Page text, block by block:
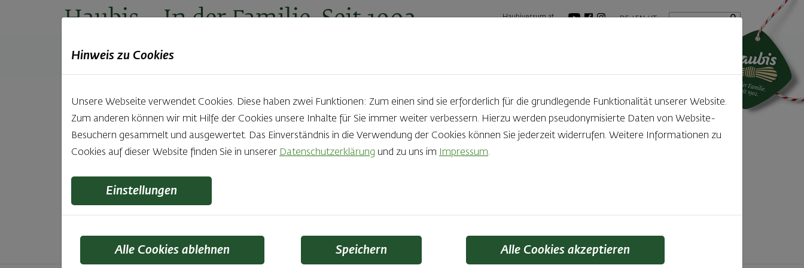
Haubis– In der Familie. Seit 1902. Haubiversum.at DE EN IT Suchbegriff
Produkte Backstuben
Unsere Produkte aus der Backstube entdecken
Hinweis zu Cookies
Unsere Webseite verwendet Cookies. Diese haben zwei Funktionen: Zum einen sind sie erforderlich für die grundlegende Funktionalität unserer Website.
Zum anderen können wir mit Hilfe der Cookies unsere Inhalte für Sie immer weiter verbessern. Hierzu werden pseudonymisierte Daten von Website-
Besuchern gesammelt und ausgewertet. Das Einverständnis in die Verwendung der Cookies können Sie jederzeit widerrufen. Weitere Informationen zu
Cookies auf dieser Website finden Sie in unserer Datenschutzerklärung und zu uns im Impressum.
Einstellungen
Alle Cookies ablehnen Speichern Alle Cookies akzeptieren